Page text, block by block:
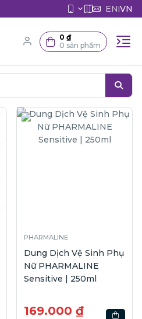
EN|VN
0 ₫
0 sản phẩm
PHARMALINE
Dung Dịch Vệ Sinh Phụ
Nữ PHARMALINE
Sensitive | 250ml
169.000 ₫